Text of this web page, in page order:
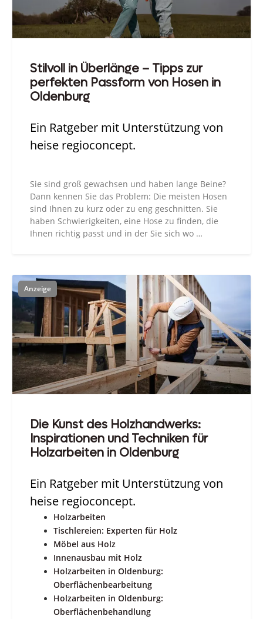
Stilvoll in Überlänge – Tipps zur
perfekten Passform von Hosen in
Oldenburg
Ein Ratgeber mit Unterstützung von
heise regioconcept.
Sie sind groß gewachsen und haben lange Beine?
Dann kennen Sie das Problem: Die meisten Hosen
sind Ihnen zu kurz oder zu eng geschnitten. Sie
haben Schwierigkeiten, eine Hose zu finden, die
Ihnen richtig passt und in der Sie sich wo …
Die Kunst des Holzhandwerks:
Inspirationen und Techniken für
Holzarbeiten in Oldenburg
Ein Ratgeber mit Unterstützung von
heise regioconcept.
Holzarbeiten
Tischlereien: Experten für Holz
Möbel aus Holz
Innenausbau mit Holz
Holzarbeiten in Oldenburg:
Oberflächenbearbeitung
Holzarbeiten in Oldenburg:
Oberflächenbehandlung